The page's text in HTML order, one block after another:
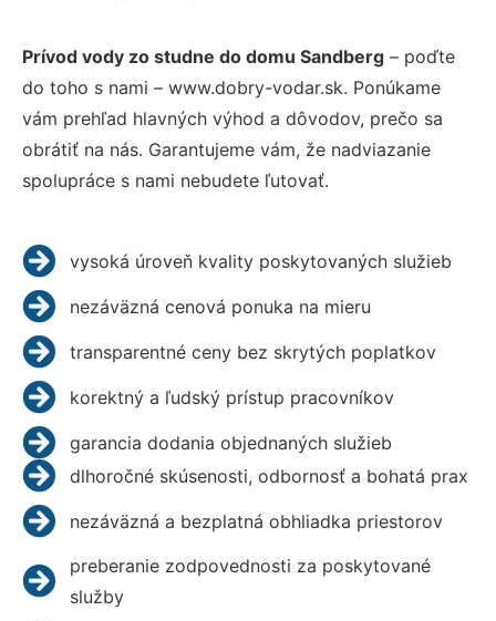
Prívod vody zo studne do domu Sandberg – poďte
do toho s nami – www.dobry-vodar.sk. Ponúkame
vám prehľad hlavných výhod a dôvodov, prečo sa
obrátiť na nás. Garantujeme vám, že nadviazanie
spolupráce s nami nebudete ľutovať.
vysoká úroveň kvality poskytovaných služieb
nezáväzná cenová ponuka na mieru
transparentné ceny bez skrytých poplatkov
korektný a ľudský prístup pracovníkov
garancia dodania objednaných služieb
dlhoročné skúsenosti, odbornosť a bohatá prax
nezáväzná a bezplatná obhliadka priestorov
preberanie zodpovednosti za poskytované
služby